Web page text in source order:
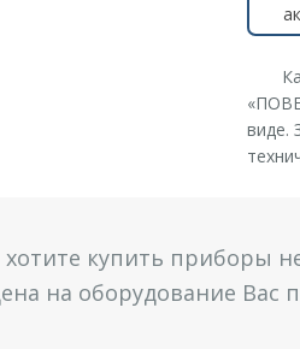
виде.
купить приборы
на оборудование Вас